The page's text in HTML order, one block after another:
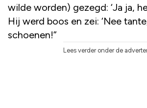
wilde worden) gezegd: ‘Ja ja,
Hij werd boos en zei: ‘Nee
schoenen!”
Lees verder onder de